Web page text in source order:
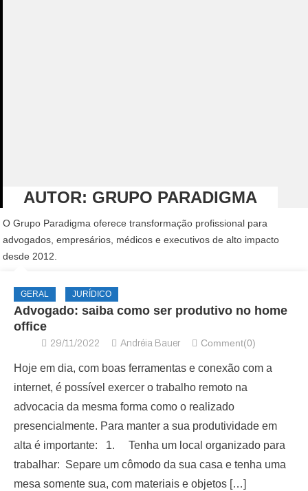
AUTOR: GRUPO PARADIGMA
O Grupo Paradigma oferece transformação profissional para
advogados, empresários, médicos e executivos de alto impacto
desde 2012.
GERAL JURÍDICO
Advogado: saiba como ser produtivo no home
office
29/11/2022 Andréia Bauer Comment(0)
Hoje em dia, com boas ferramentas e conexão com a
internet, é possível exercer o trabalho remoto na
advocacia da mesma forma como o realizado
presencialmente. Para manter a sua produtividade em
alta é importante: 1. Tenha um local organizado para
trabalhar: Separe um cômodo da sua casa e tenha uma
mesa somente sua, com materiais e objetos […]